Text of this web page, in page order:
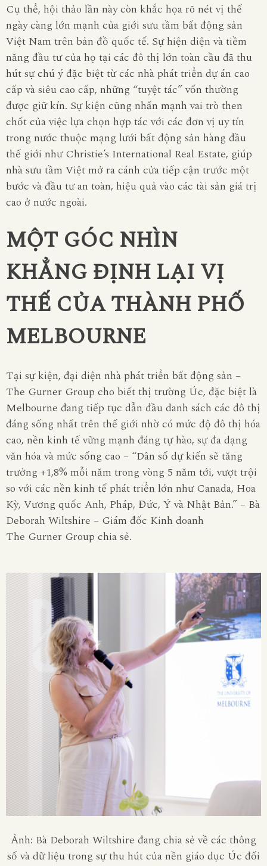
Cụ thể, hội thảo lần này còn khắc họa rõ nét vị thế
ngày càng lớn mạnh của giới sưu tầm bất động sản
Việt Nam trên bản đồ quốc tế. Sự hiện diện và tiềm
năng đầu tư của họ tại các đô thị lớn toàn cầu đã thu
hút sự chú ý đặc biệt từ các nhà phát triển dự án cao
cấp và siêu cao cấp, những “tuyệt tác” vốn thường
được giữ kín. Sự kiện cũng nhấn mạnh vai trò then
chốt của việc lựa chọn hợp tác với các đơn vị uy tín
trong nước thuộc mạng lưới bất động sản hàng đầu
thế giới như Christie’s International Real Estate, giúp
nhà sưu tầm Việt mở ra cánh cửa tiếp cận trước một
bước và đầu tư an toàn, hiệu quả vào các tài sản giá trị
cao ở nước ngoài.
MỘT GÓC NHÌN
KHẲNG ĐỊNH LẠI VỊ
THẾ CỦA THÀNH PHỐ
MELBOURNE
Tại sự kiện, đại diện nhà phát triển bất động sản –
The Gurner Group cho biết thị trường Úc, đặc biệt là
Melbourne đang tiếp tục dẫn đầu danh sách các đô thị
đáng sống nhất trên thế giới nhờ có mức độ đô thị hóa
cao, nền kinh tế vững mạnh đáng tự hào, sự đa dạng
văn hóa và mức sống cao – “Dân số dự kiến sẽ tăng
trưởng +1,8% mỗi năm trong vòng 5 năm tới, vượt trội
so với các nền kinh tế phát triển lớn như Canada, Hoa
Kỳ, Vương quốc Anh, Pháp, Đức, Ý và Nhật Bản.” – Bà
Deborah Wiltshire – Giám đốc Kinh doanh
The Gurner Group chia sẻ.
Ảnh: Bà Deborah Wiltshire đang chia sẻ về các thông
số và dữ liệu trong sự thu hút của nền giáo dục Úc đối